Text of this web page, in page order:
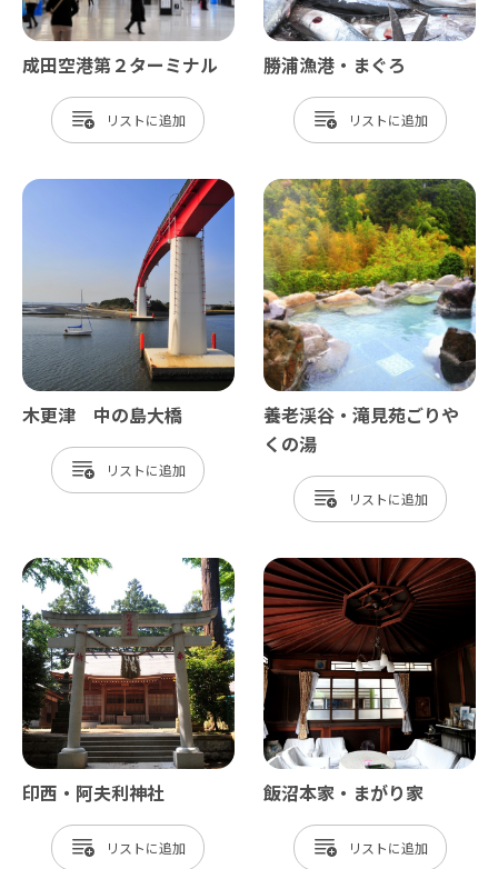
成田空港第２ターミナル
リスト
勝浦漁港・まぐろ
リスト
木更津 中の島大橋
リスト
養老渓谷・滝見苑ごりや
くの湯
リスト
印西・阿夫利神社
リスト
飯沼本家・まがり家
リスト